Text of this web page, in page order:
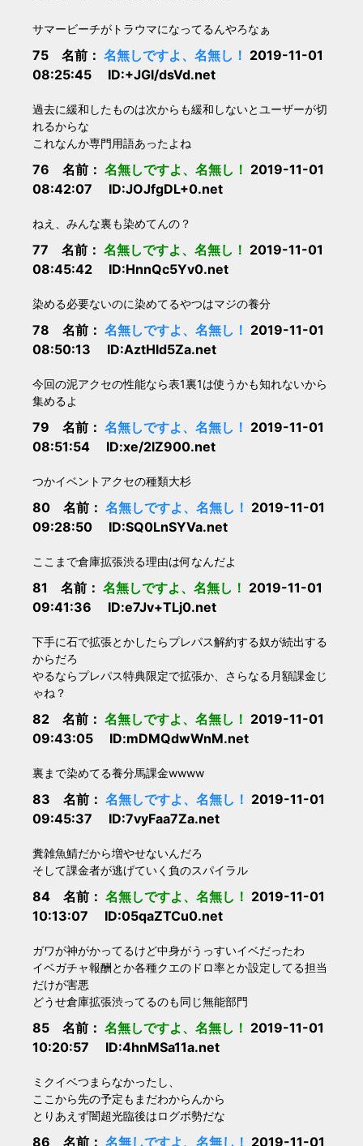
サマービーチがトラウマになってるんやろなぁ
75 名前： 名無しですよ、名無し！ 2019-11-01
08:25:45 ID:+JGl/dsVd.net
過去に緩和したものは次からも緩和しないとユーザーが切
れるからな
これなんか専門用語あったよね
76 名前： 名無しですよ、名無し！ 2019-11-01
08:42:07 ID:JOJfgDL+0.net
ねえ、みんな裏も染めてんの？
77 名前： 名無しですよ、名無し！ 2019-11-01
08:45:42 ID:HnnQc5Yv0.net
染める必要ないのに染めてるやつはマジの養分
78 名前： 名無しですよ、名無し！ 2019-11-01
08:50:13 ID:AztHld5Za.net
今回の泥アクセの性能なら表1裏1は使うかも知れないから
集めるよ
79 名前： 名無しですよ、名無し！ 2019-11-01
08:51:54 ID:xe/2lZ900.net
つかイベントアクセの種類大杉
80 名前： 名無しですよ、名無し！ 2019-11-01
09:28:50 ID:SQ0LnSYVa.net
ここまで倉庫拡張渋る理由は何なんだよ
81 名前： 名無しですよ、名無し！ 2019-11-01
09:41:36 ID:e7Jv+TLj0.net
下手に石で拡張とかしたらプレパス解約する奴が続出する
からだろ
やるならプレパス特典限定で拡張か、さらなる月額課金じ
ゃね？
82 名前： 名無しですよ、名無し！ 2019-11-01
09:43:05 ID:mDMQdwWnM.net
裏まで染めてる養分馬課金wwww
83 名前： 名無しですよ、名無し！ 2019-11-01
09:45:37 ID:7vyFaa7Za.net
糞雑魚鯖だから増やせないんだろ
そして課金者が逃げていく負のスパイラル
84 名前： 名無しですよ、名無し！ 2019-11-01
10:13:07 ID:05qaZTCu0.net
ガワが神がかってるけど中身がうっすいイベだったわ
イベガチャ報酬とか各種クエのドロ率とか設定してる担当
だけが害悪
どうせ倉庫拡張渋ってるのも同じ無能部門
85 名前： 名無しですよ、名無し！ 2019-11-01
10:20:57 ID:4hnMSa11a.net
ミクイベつまらなかったし、
ここから先の予定もまだわからんから
とりあえず闇超光臨後はログボ勢だな
86 名前： 名無しですよ、名無し！ 2019-11-01